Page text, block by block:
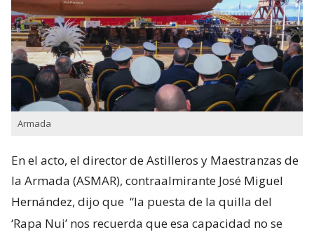
Armada
En el acto, el director de Astilleros y Maestranzas de
la Armada (ASMAR), contraalmirante José Miguel
Hernández, dijo que “la puesta de la quilla del
‘Rapa Nui’ nos recuerda que esa capacidad no se